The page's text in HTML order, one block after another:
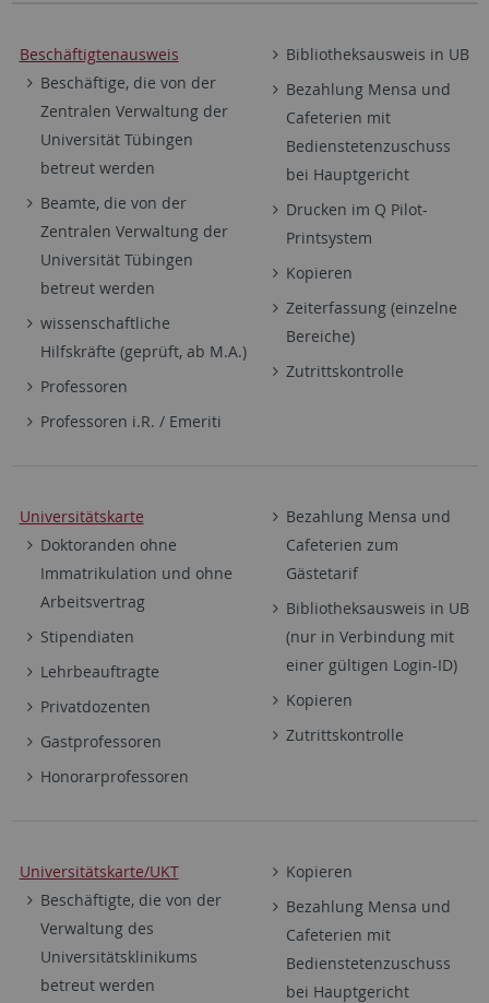
Beschäftigtenausweis
Beschäftige, die von der
Zentralen Verwaltung der
Universität Tübingen
betreut werden
Beamte, die von der
Zentralen Verwaltung der
Universität Tübingen
betreut werden
wissenschaftliche
Hilfskräfte (geprüft, ab M.A.)
Professoren
Professoren i.R. / Emeriti
Bibliotheksausweis in UB
Bezahlung Mensa und
Cafeterien mit
Bedienstetenzuschuss
bei Hauptgericht
Drucken im Q Pilot-
Printsystem
Kopieren
Zeiterfassung (einzelne
Bereiche)
Zutrittskontrolle
Universitätskarte
Doktoranden ohne
Immatrikulation und ohne
Arbeitsvertrag
Stipendiaten
Lehrbeauftragte
Privatdozenten
Gastprofessoren
Honorarprofessoren
Bezahlung Mensa und
Cafeterien zum
Gästetarif
Bibliotheksausweis in UB
(nur in Verbindung mit
einer gültigen Login-ID)
Kopieren
Zutrittskontrolle
Universitätskarte/UKT
Beschäftigte, die von der
Verwaltung des
Universitätsklinikums
betreut werden
Kopieren
Bezahlung Mensa und
Cafeterien mit
Bedienstetenzuschuss
bei Hauptgericht